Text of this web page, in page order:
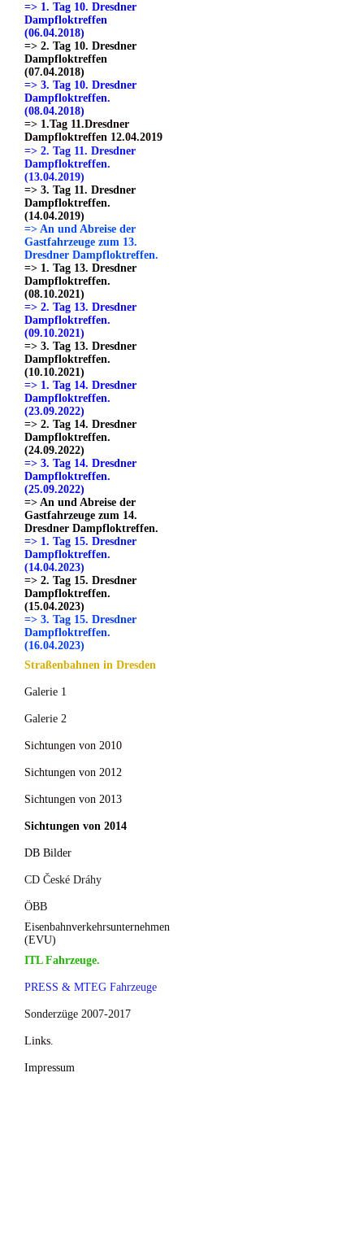
=> 1. Tag 10. Dresdner
Dampfloktreffen
(06.04.2018)
=> 2. Tag 10. Dresdner
Dampfloktreffen
(07.04.2018)
=> 3. Tag 10. Dresdner
Dampfloktreffen.
(08.04.2018)
=> 1.Tag 11.Dresdner
Dampfloktreffen 12.04.2019
=> 2. Tag 11. Dresdner
Dampfloktreffen.
(13.04.2019)
=> 3. Tag 11. Dresdner
Dampfloktreffen.
(14.04.2019)
=> An und Abreise der
Gastfahrzeuge zum 13.
Dresdner Dampfloktreffen.
=> 1. Tag 13. Dresdner
Dampfloktreffen.
(08.10.2021)
=> 2. Tag 13. Dresdner
Dampfloktreffen.
(09.10.2021)
=> 3. Tag 13. Dresdner
Dampfloktreffen.
(10.10.2021)
=> 1. Tag 14. Dresdner
Dampfloktreffen.
(23.09.2022)
=> 2. Tag 14. Dresdner
Dampfloktreffen.
(24.09.2022)
=> 3. Tag 14. Dresdner
Dampfloktreffen.
(25.09.2022)
=> An und Abreise der
Gastfahrzeuge zum 14.
Dresdner Dampfloktreffen.
=> 1. Tag 15. Dresdner
Dampfloktreffen.
(14.04.2023)
=> 2. Tag 15. Dresdner
Dampfloktreffen.
(15.04.2023)
=> 3. Tag 15. Dresdner
Dampfloktreffen.
(16.04.2023)
Straßenbahnen in Dresden
Galerie 1
Galerie 2
Sichtungen von 2010
Sichtungen von 2012
Sichtungen von 2013
Sichtungen von 2014
DB Bilder
CD České Dráhy
ÖBB
Eisenbahnverkehrsunternehmen
(EVU)
ITL Fahrzeuge.
PRESS & MTEG Fahrzeuge
Sonderzüge 2007-2017
Links.
Impressum